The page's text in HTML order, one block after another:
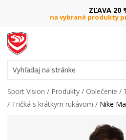
ZĽAVA 20
na vybrané produkty
Vyhľadaj na stránke
Sport Vision Produkty Oblečenie
Tričká s krátkym rukávom
Nike